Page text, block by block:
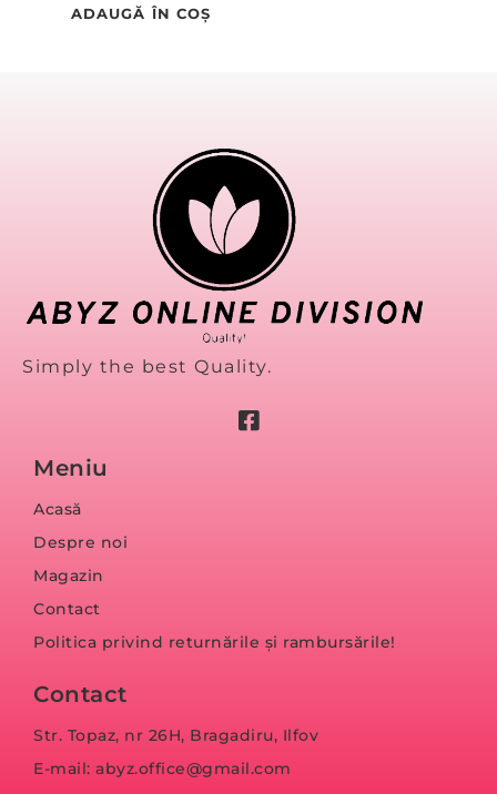
ADAUGĂ ÎN COȘ
Simply the best Quality.
Meniu
Acasă
Despre noi
Magazin
Contact
Politica privind returnările și rambursările!
Contact
Str. Topaz, nr 26H, Bragadiru, Ilfov
E-mail: abyz.office@gmail.com